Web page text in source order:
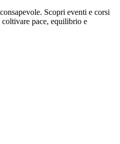
Scopri eventi e corsi
coltivare pace, equilibrio e